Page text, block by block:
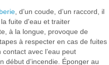
, d’un coude, d’un raccord, il
fuite d'eau et traiter
à la longue, provoque de
à respecter en cas de fuites
avec l’eau peut
début d’incendie. Éponger au